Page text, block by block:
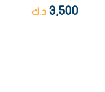
3,500 د.ك